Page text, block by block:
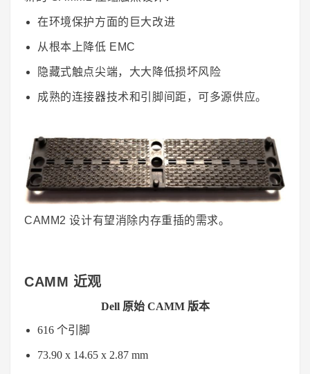
在环境保护方面的巨大改进
从根本上降低 EMC
隐藏式触点尖端，大大降低损坏风险
成熟的连接器技术和引脚间距，可多源供应。
CAMM2 设计有望消除内存重插的需求。
CAMM 近观
Dell 原始 CAMM 版本
616 个引脚
73.90 x 14.65 x 2.87 mm